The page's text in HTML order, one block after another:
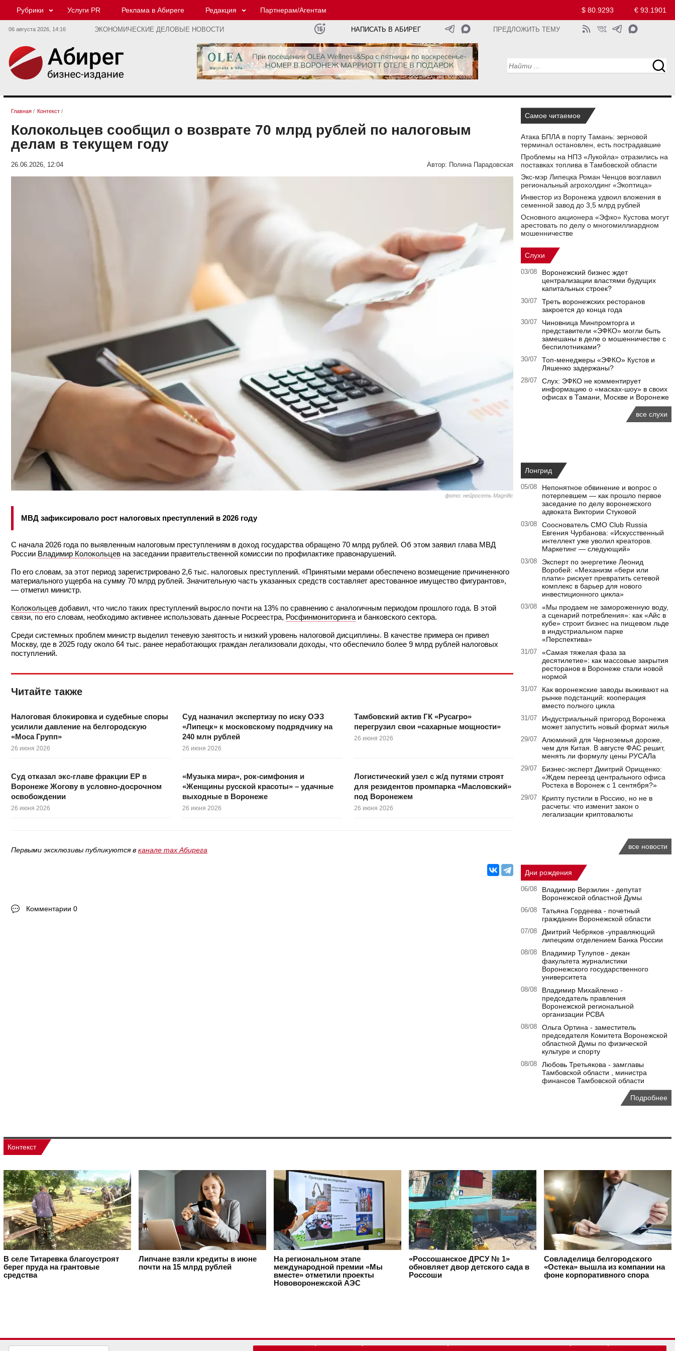
Рубрики Услуги PR Реклама в Абиреге Редакция Партнерам/Агентам $ 80.9293 € 93.1901
06 августа 2026, 14:16 ЭКОНОМИЧЕСКИЕ ДЕЛОВЫЕ НОВОСТИ НАПИСАТЬ В АБИРЕГ ПРЕДЛОЖИТЬ ТЕМУ
Главная / Контекст /
Колокольцев сообщил о возврате 70 млрд рублей по налоговым
делам в текущем году
26.06.2026, 12:04 Автор: Полина Парадовская
фото: нейросеть Magnific
МВД зафиксировало рост налоговых преступлений в 2026 году
С начала 2026 года по выявленным налоговым преступлениям в доход государства обращено 70 млрд рублей. Об этом заявил глава МВД
России Владимир Колокольцев на заседании правительственной комиссии по профилактике правонарушений.
По его словам, за этот период зарегистрировано 2,6 тыс. налоговых преступлений. «Принятыми мерами обеспечено возмещение причиненного
материального ущерба на сумму 70 млрд рублей. Значительную часть указанных средств составляет арестованное имущество фигурантов»,
— отметил министр.
Колокольцев добавил, что число таких преступлений выросло почти на 13% по сравнению с аналогичным периодом прошлого года. В этой
связи, по его словам, необходимо активнее использовать данные Росреестра, Росфинмониторинга и банковского сектора.
Среди системных проблем министр выделил теневую занятость и низкий уровень налоговой дисциплины. В качестве примера он привел
Москву, где в 2025 году около 64 тыс. ранее неработающих граждан легализовали доходы, что обеспечило более 9 млрд рублей налоговых
поступлений.
Читайте также
Налоговая блокировка и судебные споры
усилили давление на белгородскую
«Моса Групп»
26 июня 2026
Суд назначил экспертизу по иску ОЭЗ
«Липецк» к московскому подрядчику на
240 млн рублей
26 июня 2026
Тамбовский актив ГК «Русагро»
перегрузил свои «сахарные мощности»
26 июня 2026
Суд отказал экс-главе фракции ЕР в
Воронеже Жогову в условно-досрочном
освобождении
26 июня 2026
«Музыка мира», рок-симфония и
«Женщины русской красоты» – удачные
выходные в Воронеже
26 июня 2026
Логистический узел с ж/д путями строят
для резидентов промпарка «Масловский»
под Воронежем
26 июня 2026
Первыми эксклюзивы публикуются в канале max Абирега
Комментарии 0
Самое читаемое
Атака БПЛА в порту Тамань: зерновой
терминал остановлен, есть пострадавшие
Проблемы на НПЗ «Лукойла» отразились на
поставках топлива в Тамбовской области
Экс-мэр Липецка Роман Ченцов возглавил
региональный агрохолдинг «Экоптица»
Инвестор из Воронежа удвоил вложения в
семенной завод до 3,5 млрд рублей
Основного акционера «Эфко» Кустова могут
арестовать по делу о многомиллиардном
мошенничестве
Слухи
03/08
Воронежский бизнес ждет
централизации властями будущих
капитальных строек?
30/07
Треть воронежских ресторанов
закроется до конца года
30/07
Чиновница Минпромторга и
представители «ЭФКО» могли быть
замешаны в деле о мошенничестве с
беспилотниками?
30/07
Топ-менеджеры «ЭФКО» Кустов и
Ляшенко задержаны?
28/07
Слух: ЭФКО не комментирует
информацию о «масках-шоу» в своих
офисах в Тамани, Москве и Воронеже
все слухи
Лонгрид
05/08
Непонятное обвинение и вопрос о
потерпевшем — как прошло первое
заседание по делу воронежского
адвоката Виктории Стуковой
03/08
Сооснователь CMO Club Russia
Евгения Чурбанова: «Искусственный
интеллект уже уволил креаторов.
Маркетинг — следующий»
03/08
Эксперт по энергетике Леонид
Воробей: «Механизм «бери или
плати» рискует превратить сетевой
комплекс в барьер для нового
инвестиционного цикла»
03/08
«Мы продаем не замороженную воду,
а сценарий потребления»: как «Айс в
кубе» строит бизнес на пищевом льде
в индустриальном парке
«Перспектива»
31/07
«Самая тяжелая фаза за
десятилетие»: как массовые закрытия
ресторанов в Воронеже стали новой
нормой
31/07
Как воронежские заводы выживают на
рынке подстанций: кооперация
вместо полного цикла
31/07
Индустриальный пригород Воронежа
может запустить новый формат жилья
29/07
Алюминий для Черноземья дороже,
чем для Китая. В августе ФАС решит,
менять ли формулу цены РУСАЛа
29/07
Бизнес-эксперт Дмитрий Орищенко:
«Ждем переезд центрального офиса
Ростеха в Воронеж с 1 сентября?»
29/07
Крипту пустили в Россию, но не в
расчеты: что изменит закон о
легализации криптовалюты
все новости
Дни рождения
06/08
Владимир Верзилин - депутат
Воронежской областной Думы
06/08
Татьяна Гордеева - почетный
гражданин Воронежской области
07/08
Дмитрий Чебряков -управляющий
липецким отделением Банка России
08/08
Владимир Тулупов - декан
факультета журналистики
Воронежского государственного
университета
08/08
Владимир Михайленко -
председатель правления
Воронежской региональной
организации РСВА
08/08
Ольга Ортина - заместитель
председателя Комитета Воронежской
областной Думы по физической
культуре и спорту
08/08
Любовь Третьякова - замглавы
Тамбовской области , министра
финансов Тамбовской области
Подробнее
Контекст
В селе Титаревка благоустроят
берег пруда на грантовые
средства
Липчане взяли кредиты в июне
почти на 15 млрд рублей
На региональном этапе
международной премии «Мы
вместе» отметили проекты
Нововоронежской АЭС
«Россошанское ДРСУ № 1»
обновляет двор детского сада в
Россоши
Совладелица белгородского
«Остека» вышла из компании на
фоне корпоративного спора